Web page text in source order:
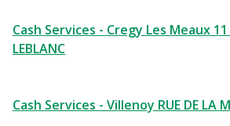
Cash Services - Cregy Les Meaux 11
LEBLANC
Cash Services - Villenoy RUE DE LA